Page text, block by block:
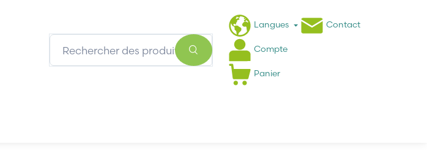
Langues Contact
Compte
Panier